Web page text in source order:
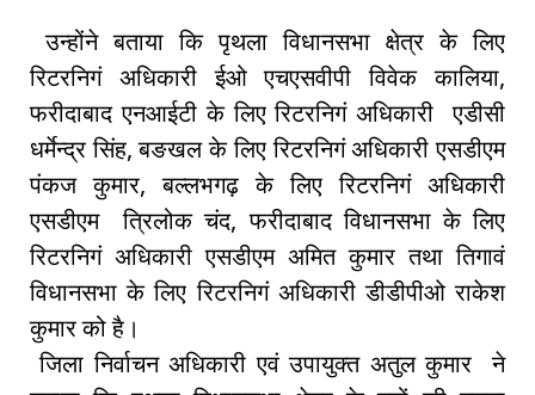
उन्होंने बताया कि पृथला विधानसभा क्षेत्र के लिए
रिटरनिगं अधिकारी ईओ एचएसवीपी विवेक कालिया,
फरीदाबाद एनआईटी के लिए रिटरनिगं अधिकारी एडीसी
धर्मेन्द्र सिंह, बङखल के लिए रिटरनिगं अधिकारी एसडीएम
पंकज कुमार, बल्लभगढ़ के लिए रिटरनिगं अधिकारी
एसडीएम त्रिलोक चंद, फरीदाबाद विधानसभा के लिए
रिटरनिगं अधिकारी एसडीएम अमित कुमार तथा तिगावं
विधानसभा के लिए रिटरनिगं अधिकारी डीडीपीओ राकेश
कुमार को है।
जिला निर्वाचन अधिकारी एवं उपायुक्त अतुल कुमार ने